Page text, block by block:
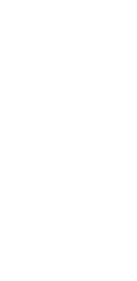
為内容を毎回聞
www